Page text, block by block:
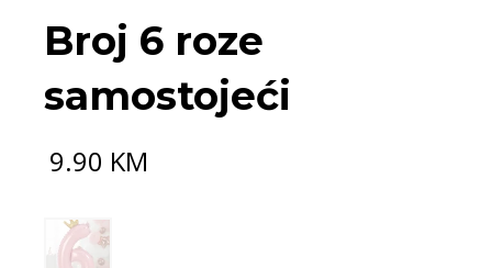
Broj 6 roze
samostojeći
9.90 KM